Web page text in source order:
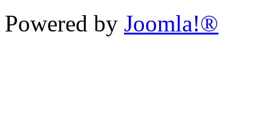
Powered by Joomla!®